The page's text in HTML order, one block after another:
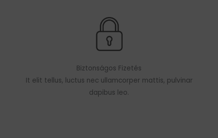
Biztonságos Fizetés
It elit tellus, luctus nec ullamcorper mattis, pulvinar
dapibus leo.